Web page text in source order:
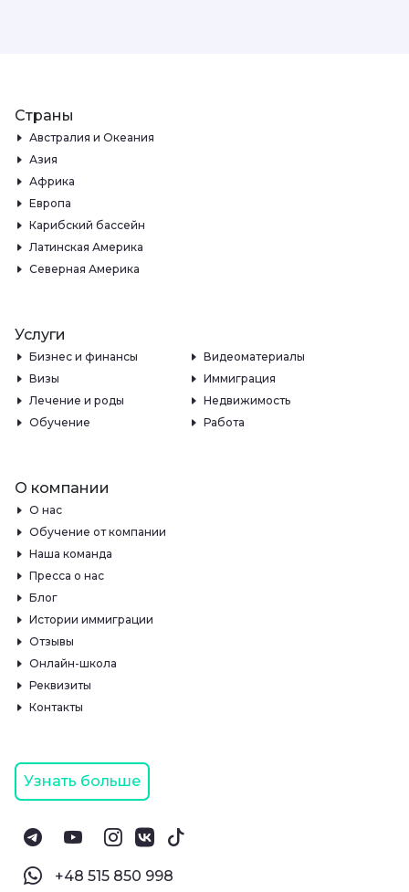
Страны
Австралия и Океания
Азия
Африка
Европа
Карибский бассейн
Латинская Америка
Северная Америка
Услуги
Бизнес и финансы
Видеоматериалы
Визы
Иммиграция
Лечение и роды
Недвижимость
Обучение
Работа
О компании
О нас
Обучение от компании
Наша команда
Пресса о нас
Блог
Истории иммиграции
Отзывы
Онлайн-школа
Реквизиты
Контакты
Узнать больше
‪+48 515 850 998‬